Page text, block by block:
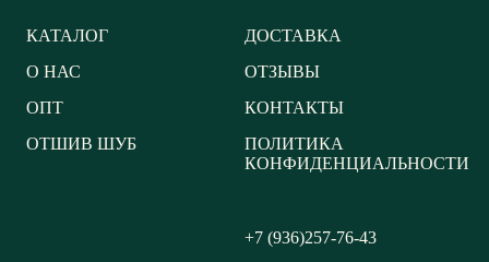
КАТАЛОГ
О НАС
ОПТ
ОТШИВ ШУБ
ДОСТАВКА
ОТЗЫВЫ
КОНТАКТЫ
ПОЛИТИКА
КОНФИДЕНЦИАЛЬНОСТИ
+7 (936)257-76-43